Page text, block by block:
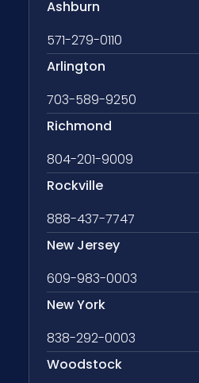
Ashburn
571-279-0110
Arlington
703-589-9250
Richmond
804-201-9009
Rockville
888-437-7747
New Jersey
609-983-0003
New York
838-292-0003
Woodstock